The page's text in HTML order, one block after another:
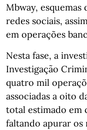
Mbway,
redes sociais,
em operações
Nesta fase, a
Investigação
quatro mil
associadas a oito
total estimado em
faltando apurar os